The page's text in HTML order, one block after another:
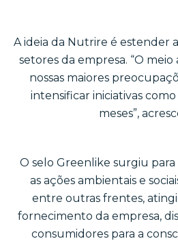
A ideia da Nutrire é estender
setores da empresa. “O
nossas maiores
intensificar iniciativas
meses”,
O selo Greenlike surgiu
as ações ambientais e
entre outras frentes,
fornecimento da empresa,
consumidores para a